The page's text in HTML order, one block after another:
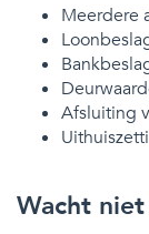
Meerdere
Afsluiting
Wacht